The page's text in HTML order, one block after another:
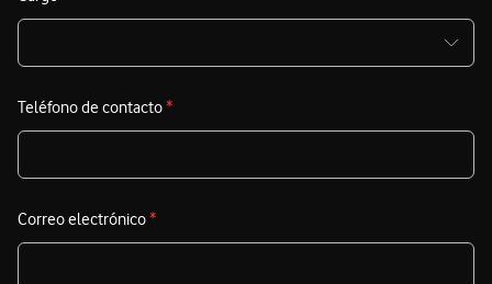
Teléfono de contacto*
Correo electrónico*